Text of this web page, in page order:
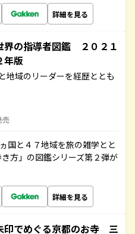
詳細を見る
の指導者図鑑 ２０２１
年版
地域のリーダーを経歴ととも
売
国と４７地域を旅の雑学とと
方」の図鑑シリーズ第２弾が
詳細を見る
でめぐる京都のお寺 三